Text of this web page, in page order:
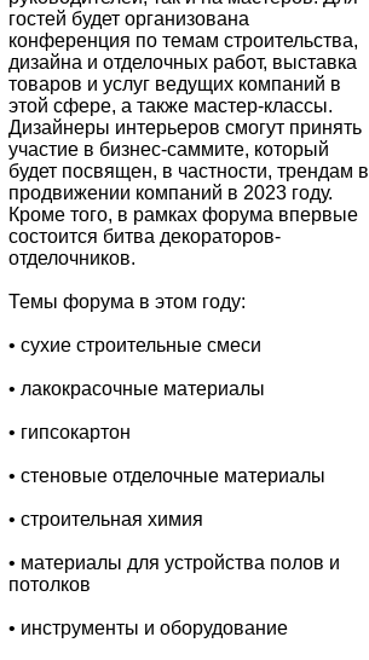
гостей будет организована
конференция по темам строительства,
дизайна и отделочных работ, выставка
товаров и услуг ведущих компаний в
этой сфере, а также мастер-классы.
Дизайнеры интерьеров смогут принять
участие в бизнес-саммите, который
будет посвящен, в частности, трендам в
продвижении компаний в 2023 году.
Кроме того, в рамках форума впервые
состоится битва декораторов-
отделочников.
Темы форума в этом году:
• сухие строительные смеси
• лакокрасочные материалы
• гипсокартон
• стеновые отделочные материалы
• строительная химия
• материалы для устройства полов и
потолков
• инструменты и оборудование